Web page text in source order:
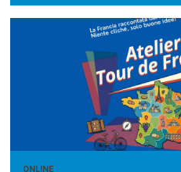
ONLINE